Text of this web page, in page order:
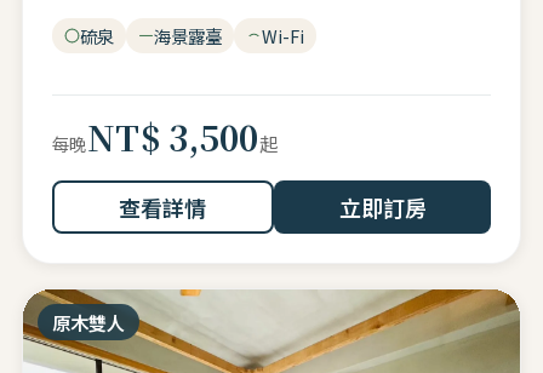
硫泉 海景露臺 Wi-Fi
每晚NT$ 3,500起
查看詳情 立即訂房
原木雙人